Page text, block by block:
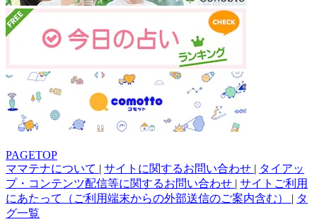
PAGETOP
ママテナについて | サイトに関するお問い合わせ | タイアッ
プ・コンテンツ配信等に関するお問い合わせ | サイトご利用
にあたって（ご利用端末からの外部送信のご案内含む） | タ
グ一覧